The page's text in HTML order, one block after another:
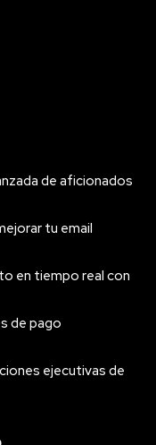
de aficionados
tu email
en tiempo real con
de pago
ejecutivas de